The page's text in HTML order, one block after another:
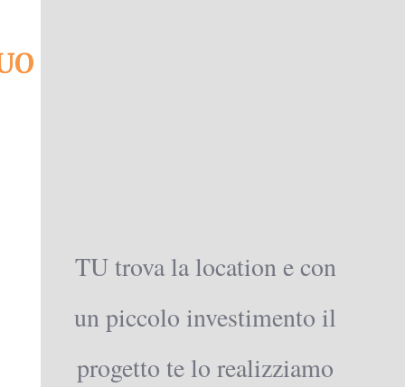
TU trova la location e con
un piccolo investimento il
progetto te lo realizziamo